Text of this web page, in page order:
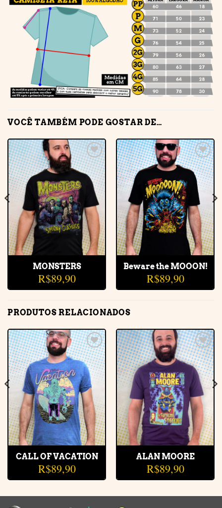
VOCÊ TAMBÉM PODE GOSTAR DE…
Adicionar
à lista de
desejos
MONSTERS
R$89,90
Adicionar
à lista de
desejos
Beware the MOOON!
R$89,90
PRODUTOS RELACIONADOS
Adicionar
à lista de
desejos
CALL OF VACATION
R$89,90
Adicionar
à lista de
desejos
ALAN MOORE
R$89,90